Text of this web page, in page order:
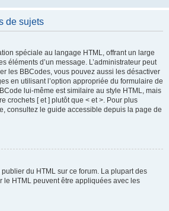
de sujets
spéciale au langage HTML, offrant un large
éléments d’un message. L’administrateur peut
les BBCodes, vous pouvez aussi les désactiver
en utilisant l’option appropriée du formulaire de
lui-même est similaire au style HTML, mais
crochets [ et ] plutôt que < et >. Pour plus
consultez le guide accessible depuis la page de
du HTML sur ce forum. La plupart des
le HTML peuvent être appliquées avec les